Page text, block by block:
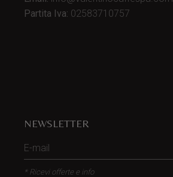
Partita Iva: 02583710757
NEWSLETTER
* Ricevi offerte e info